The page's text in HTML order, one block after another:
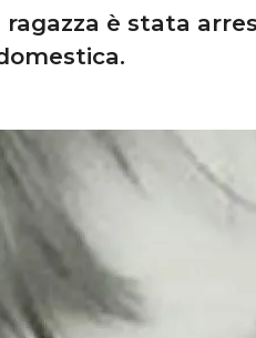
è stata